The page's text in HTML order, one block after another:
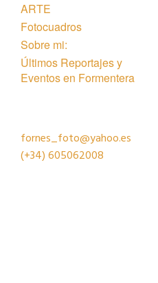
ARTE
Fotocuadros
Sobre mi:
Últimos Reportajes y
Eventos en Formentera
fornes_foto@yahoo.es
(+34)605062008